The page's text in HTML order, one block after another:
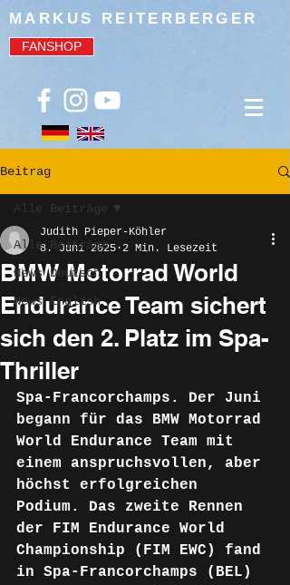
MARKUS REITERBERGER
FANSHOP
Beitrag
Alle Beiträge
News Deutsch
News English
Alle Beiträge
BMW Motorrad World
Endurance Team sichert
sich den 2. Platz im Spa-
Thriller
Judith Pieper-Köhler
8. Juni 2025 2 Min. Lesezeit
Spa-Francorchamps. Der Juni
begann für das BMW Motorrad
World Endurance Team mit
einem anspruchsvollen, aber
höchst erfolgreichen
Podium. Das zweite Rennen
der FIM Endurance World
Championship (FIM EWC) fand
in Spa-Francorchamps (BEL)